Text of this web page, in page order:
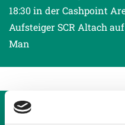
18:30 in der Cashpoint
Aufsteiger SCR Altach
Man